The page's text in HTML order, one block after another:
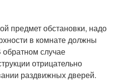
предмет обстановки, надо
в комнате должны
случае
отрицательно
раздвижных дверей.